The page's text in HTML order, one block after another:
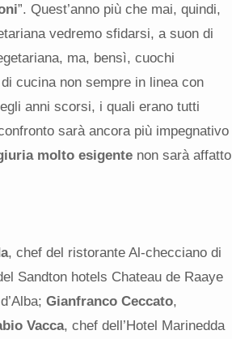
”. Quest’anno più che mai, quindi,
vedremo sfidarsi, a suon di
ma, bensì, cuochi
cucina non sempre in linea con
anni scorsi, i quali erano tutti
sarà ancora più impegnativo
molto esigentenon sarà affatto
, chef del ristorante Al-checciano di
Sandton hotels Chateau de Raaye
Gianfranco Ceccato,
Vacca, chef dell’Hotel Marinedda